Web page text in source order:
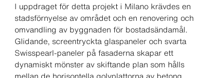
I uppdraget för detta projekt i Milano krävdes en
stadsförnyelse av området och en renovering och
omvandling av byggnaden för bostadsändamål.
Glidande, screentryckta glaspaneler och svarta
Swisspearl-paneler på fasaderna skapar ett
dynamiskt mönster av skiftande plan som hålls